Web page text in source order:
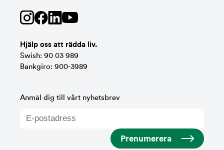
Hjälp oss att rädda liv.
Swish: 90 03 989
Bankgiro: 900-3989
Anmäl dig till vårt nyhetsbrev
Prenumerera